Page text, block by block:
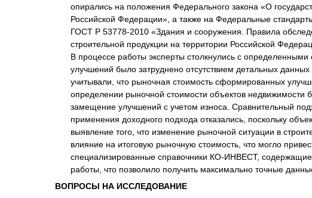
опирались на положения Федерального закона «О
Российской Федерации», а также на Федеральные
ГОСТ Р 53778-2010 «Здания и сооружения. Правила
строительной продукции на территории Российской
В процессе работы эксперты столкнулись с
улучшений было затруднено отсутствием детальных
учитывали, что рыночная стоимость сформированных
определении рыночной стоимости объектов недвижимости
замещение улучшений с учетом износа. Сравнительный
применения доходного подхода отказались, поскольку
выявление того, что изменение рыночной ситуации в
влияние на итоговую рыночную стоимость, что могло
специализированные справочники КО-ИНВЕСТ, содержащие
работы, что позволило получить максимально точные
ВОПРОСЫ НА ИССЛЕДОВАНИЕ